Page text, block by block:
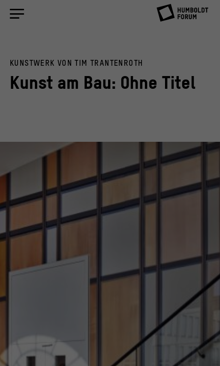
KUNSTWERK VON TIM TRANTENROTH
Kunst am Bau: Ohne Titel